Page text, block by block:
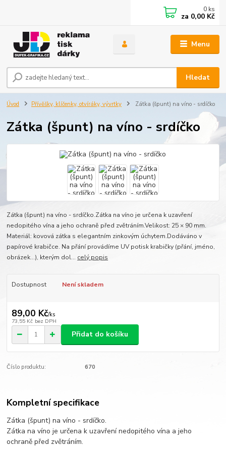
Menu
Hledat
0 ks
za 0,00 Kč
Úvod Přívěšky, klíčenky, otvíráky, vývrtky Zátka (špunt) na víno - srdíčko
Zátka (špunt) na víno - srdíčko
Zátka (špunt) na víno - srdíčko.Zátka na víno je určena k uzavření
nedopitého vína a jeho ochraně před zvětráním.Velikost: 25 × 90 mm.
Materiál: kovová zátka s elegantním zinkovým úchytem.Dodáváno v
papírové krabičce. Na přání provádíme UV potisk krabičky (přání, jméno,
obrázek...), kterým dol... celý popis
Dostupnost Není skladem
89,00 Kč/ks
73,55 Kč bez DPH
Přidat do košíku
Číslo produktu: 670
Kompletní specifikace
Zátka (špunt) na víno - srdíčko.
Zátka na víno je určena k uzavření nedopitého vína a jeho
ochraně před zvětráním.